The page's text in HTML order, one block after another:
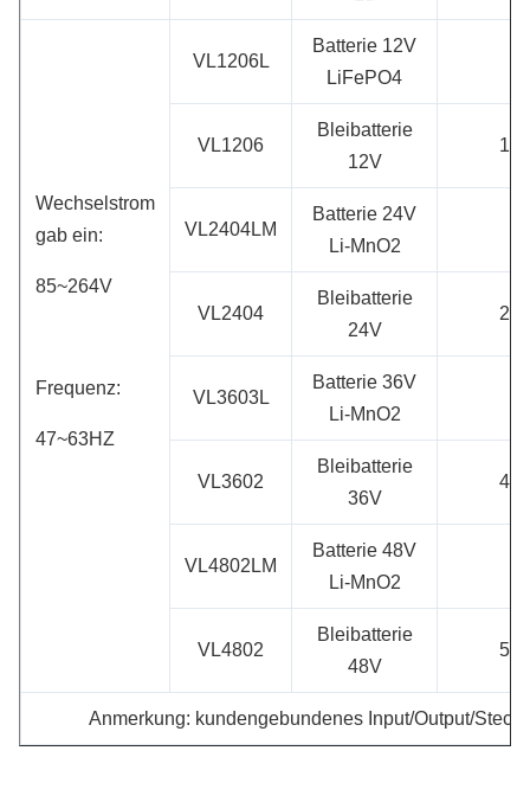
Wechselstrom
gab ein:
85~264V
Frequenz:
47~63HZ
VL1206L
Batterie 12V
LiFePO4
VL1206
Bleibatterie
12V
VL2404LM
Batterie 24V
Li-MnO2
VL2404
Bleibatterie
24V
VL3603L
Batterie 36V
Li-MnO2
VL3602
Bleibatterie
36V
VL4802LM
Batterie 48V
Li-MnO2
VL4802
Bleibatterie
48V
Anmerkung: kundengebundenes Input/Output/